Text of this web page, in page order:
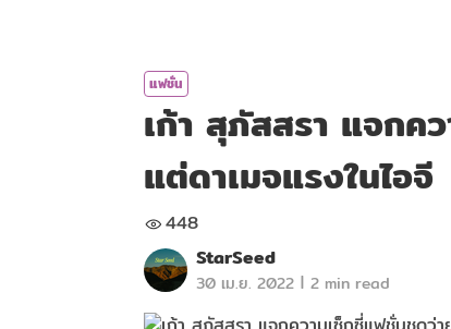
แฟชั่น
เก้า สุภัสสรา แจกค
แต่ดาเมจแรงในไอจี
448
StarSeed
30 เม.ย. 2022 | 2 min read